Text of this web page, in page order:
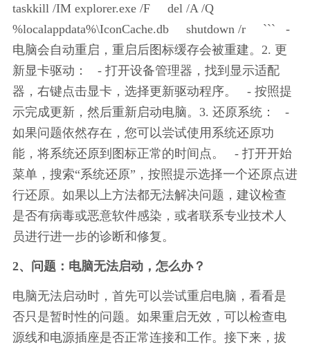
taskkill /IM explorer.exe /F     del /A /Q
%localappdata%\IconCache.db     shutdown /r     ```   -
电脑会自动重启，重启后图标缓存会被重建。2. 更
新显卡驱动：   - 打开设备管理器，找到显示适配
器，右键点击显卡，选择更新驱动程序。   - 按照提
示完成更新，然后重新启动电脑。3. 还原系统：   -
如果问题依然存在，您可以尝试使用系统还原功
能，将系统还原到图标正常的时间点。   - 打开开始
菜单，搜索“系统还原”，按照提示选择一个还原点进
行还原。如果以上方法都无法解决问题，建议检查
是否有病毒或恶意软件感染，或者联系专业技术人
员进行进一步的诊断和修复。
2、问题：电脑无法启动，怎么办？
电脑无法启动时，首先可以尝试重启电脑，看看是
否只是暂时性的问题。如果重启无效，可以检查电
源线和电源插座是否正常连接和工作。接下来，拔